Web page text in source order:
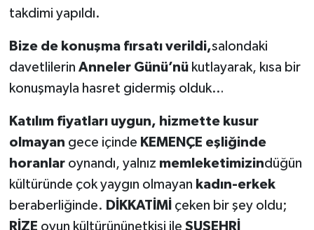
takdimi yapıldı.
Bize de konuşma fırsatı verildi,salondaki
davetlilerin Anneler Günü’nükutlayarak, kısa bir
konuşmayla hasret gidermiş olduk…
Katılım fiyatları uygun, hizmette kusur
olmayan gece içinde KEMENÇE eşliğinde
horanlar oynandı, yalnız memleketimizindüğün
kültüründe çok yaygın olmayan kadın-erkek
beraberliğinde. DİKKATİMİ çeken bir şey oldu;
RİZE oyun kültürününetkisi ile SUŞEHRİ